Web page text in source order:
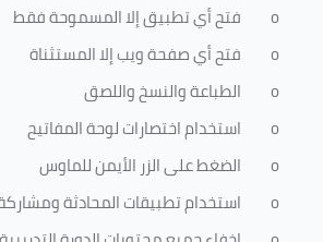
o
فتح أي تطبيق إلا المسموحة فقط
o
فتح أي صفحة ويب إلا المستثناة
o
الطباعة والنسخ واللصق
o
استخدام اختصارات لوحة المفاتيح
o
الضغط على الزر الأيمن للماوس
o
استخدام تطبيقات المحادثة